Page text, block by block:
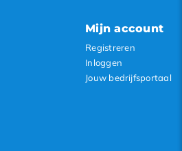
Mijn account
Registreren
Inloggen
Jouw bedrijfsportaal